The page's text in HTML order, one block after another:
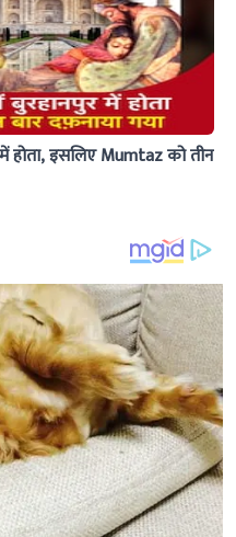
होता, इसलिए Mumtaz को तीन